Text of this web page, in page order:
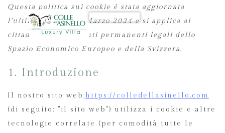
PRENOTA ORA
Questa politica sui cookie è stata aggiornata
l'ultima volta il 21 Marzo 2024 e si applica ai
cittadini e ai residenti permanenti legali dello
Spazio Economico Europeo e della Svizzera.
1. Introduzione
Il nostro sito web,https://colledellasinello.com
(di seguito: "il sito web") utilizza i cookie e altre
tecnologie correlate (per comodità tutte le